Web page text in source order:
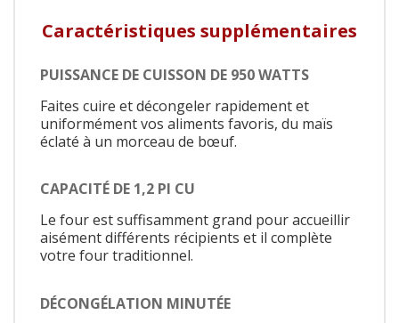
Caractéristiques supplémentaires
PUISSANCE DE CUISSON DE 950 WATTS
Faites cuire et décongeler rapidement et
uniformément vos aliments favoris, du maïs
éclaté à un morceau de bœuf.
CAPACITÉ DE 1,2 PI CU
Le four est suffisamment grand pour accueillir
aisément différents récipients et il complète
votre four traditionnel.
DÉCONGÉLATION MINUTÉE